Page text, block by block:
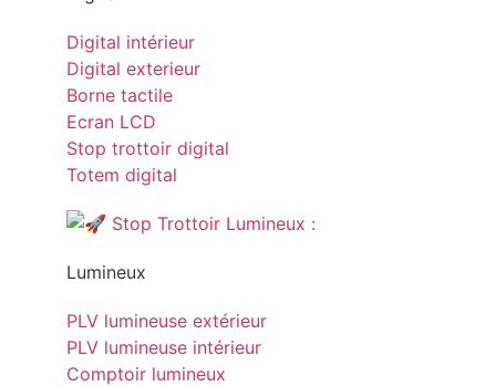
Digital intérieur
Digital exterieur
Borne tactile
Ecran LCD
Stop trottoir digital
Totem digital
Lumineux
PLV lumineuse extérieur
PLV lumineuse intérieur
Comptoir lumineux